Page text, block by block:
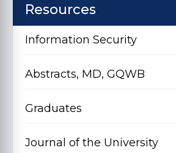
Resources
Information Security
Abstracts, MD, GQWB
Graduates
Journal of the University